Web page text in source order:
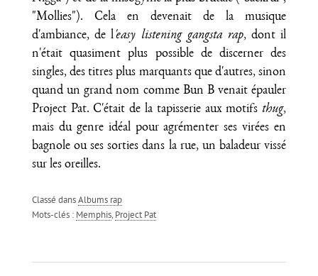
"Mollies"). Cela en devenait de la musique
d'ambiance, de l'easy listening gangsta rap, dont il
n'était quasiment plus possible de discerner des
singles, des titres plus marquants que d'autres, sinon
quand un grand nom comme Bun B venait épauler
Project Pat. C'était de la tapisserie aux motifs thug,
mais du genre idéal pour agrémenter ses virées en
bagnole ou ses sorties dans la rue, un baladeur vissé
sur les oreilles.
Classé dansAlbums rap
Mots-clés : Memphis, Project Pat